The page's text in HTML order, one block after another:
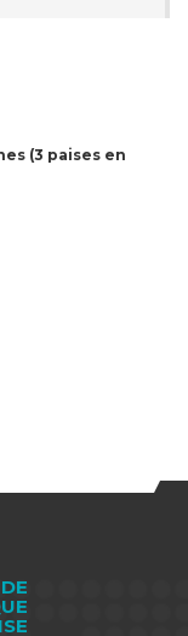
(3 paises en